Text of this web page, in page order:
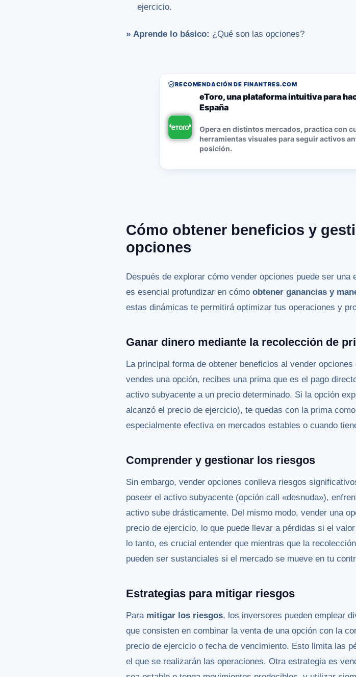
ejercicio.
» Aprende lo básico: ¿Qué son las opciones?
RECOMENDACIÓN DE FINANTRES.COM
eToro, una plataforma intuitiva para
España
Opera en distintos mercados, practica con
herramientas visuales para seguir activos
posición.
Cómo obtener beneficios y
opciones
Después de explorar cómo vender opciones puede ser
es esencial profundizar en cómo obtener ganancias y
estas dinámicas te permitirá optimizar tus operaciones y
Ganar dinero mediante la recolección de
La principal forma de obtener beneficios al vender
vendes una opción, recibes una prima que es el pago
activo subyacente a un precio determinado. Si la opción
alcanzó el precio de ejercicio), te quedas con la prima
especialmente efectiva en mercados estables o cuando
Comprender y gestionar los riesgos
Sin embargo, vender opciones conlleva riesgos
poseer el activo subyacente (opción call «desnuda»),
activo sube drásticamente. Del mismo modo, vender una
precio de ejercicio, lo que puede llevar a pérdidas si el
lo tanto, es crucial entender que mientras que la
pueden ser sustanciales si el mercado se mueve en tu
Estrategias para mitigar riesgos
Para mitigar los riesgos, los inversores pueden emplear
que consisten en combinar la venta de una opción con la
precio de ejercicio o fecha de vencimiento. Esto limita las
el que se realizarán las operaciones. Otra estrategia es